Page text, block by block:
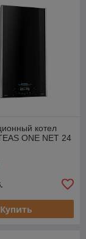
котел
ONE NET 24
Купить